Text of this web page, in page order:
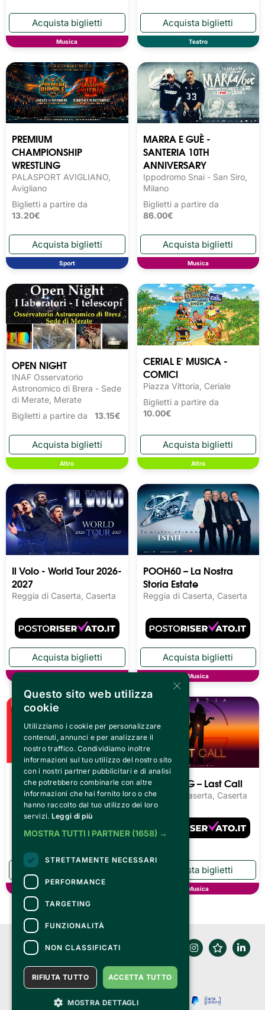
Musica Teatro
PREMIUM
CHAMPIONSHIP
WRESTLING
PALASPORT AVIGLIANO,
Avigliano
Biglietti a partire da
13.20€
Sport
MARRA E GUÈ -
SANTERIA 10TH
ANNIVERSARY
Ippodromo Snai - San Siro,
Milano
Biglietti a partire da
86.00€
Musica
OPEN NIGHT
INAF Osservatorio
Astronomico di Brera - Sede
di Merate, Merate
Biglietti a partire da 13.15€
Altro
CERIAL E' MUSICA -
COMICI
Piazza Vittoria, Ceriale
Biglietti a partire da
10.00€
Altro
Il Volo - World Tour 2026-
2027
Reggia di Caserta, Caserta
POOH60 – La Nostra
Storia Estate
Reggia di Caserta, Caserta
Musica
Luca Carboni - RIO ARI
O LIVE
Reggia di Caserta, Caserta
Giorgia – G – Last Call
Reggia di Caserta, Caserta
Musica
×
Questo sito web utilizza
cookie
Utilizziamo i cookie per personalizzare
contenuti, annunci e per analizzare il
nostro traffico. Condividiamo inoltre
informazioni sul tuo utilizzo del nostro sito
con i nostri partner pubblicitari e di analisi
che potrebbero combinarle con altre
informazioni che hai fornito loro o che
hanno raccolto dal tuo utilizzo dei loro
servizi. Leggi di più
MOSTRA TUTTI I PARTNER (1658) →
STRETTAMENTE NECESSARI
PERFORMANCE
TARGETING
FUNZIONALITÀ
NON CLASSIFICATI
ACCETTA TUTTO
RIFIUTA TUTTO
MOSTRA DETTAGLI